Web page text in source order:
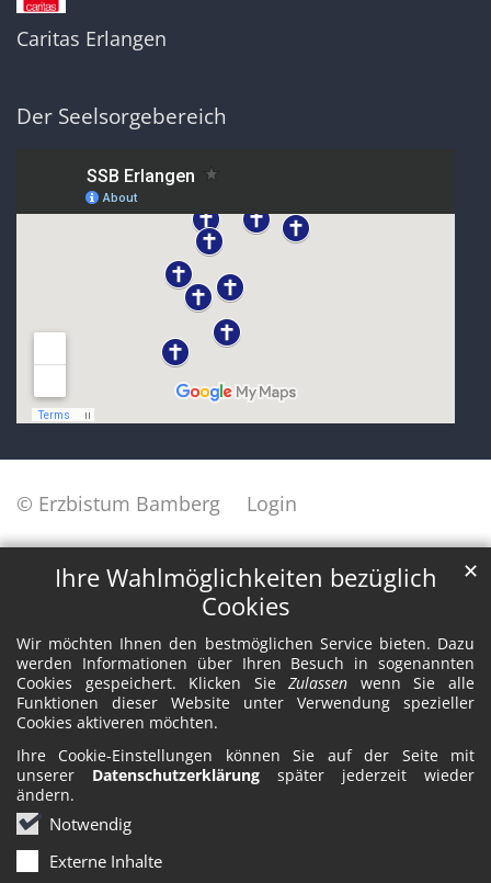
Ihre Wahlmöglichkeiten bezüglich
Cookies
Wir möchten Ihnen den bestmöglichen Service bieten. Dazu
werden Informationen über Ihren Besuch in sogenannten
Cookies gespeichert. Klicken SieZulassen wenn Sie alle
Funktionen dieser Website unter Verwendung spezieller
Cookies aktiveren möchten.
Ihre Cookie-Einstellungen können Sie auf der Seite mit
unserer Datenschutzerklärung später jederzeit wieder
ändern.
Notwendig
Externe Inhalte
✕
Caritas Erlangen
Der Seelsorgebereich
© Erzbistum Bamberg Login